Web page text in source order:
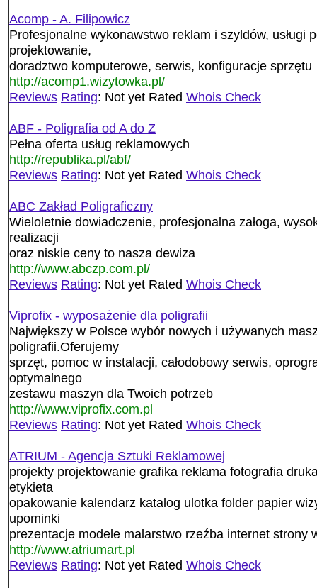
Acomp - A. Filipowicz
Profesjonalne wykonawstwo reklam i szyldów, usługi
projektowanie,
doradztwo komputerowe, serwis, konfiguracje sprzętu
http://acomp1.wizytowka.pl/
Reviews Rating: Not yet Rated Whois Check
ABF - Poligrafia od A do Z
Pełna oferta usług reklamowych
http://republika.pl/abf/
Reviews Rating: Not yet Rated Whois Check
ABC Zakład Poligraficzny
Wieloletnie dowiadczenie, profesjonalna załoga,
realizacji
oraz niskie ceny to nasza dewiza
http://www.abczp.com.pl/
Reviews Rating: Not yet Rated Whois Check
Viprofix - wyposażenie dla poligrafii
Największy w Polsce wybór nowych i używanych
poligrafii.Oferujemy
sprzęt, pomoc w instalacji, całodobowy serwis,
optymalnego
zestawu maszyn dla Twoich potrzeb
http://www.viprofix.com.pl
Reviews Rating: Not yet Rated Whois Check
ATRIUM - Agencja Sztuki Reklamowej
projekty projektowanie grafika reklama fotografia
etykieta
opakowanie kalendarz katalog ulotka folder papier
upominki
prezentacje modele malarstwo rzeźba internet strony
http://www.atriumart.pl
Reviews Rating: Not yet Rated Whois Check